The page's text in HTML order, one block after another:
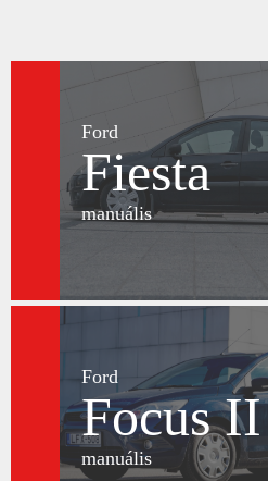
Ford
Fiesta
manuális
Ford
Focus II
manuális